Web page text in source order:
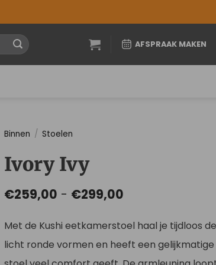
AFSPRAAK MAKEN
Binnen / Stoelen
Ivory Ivy
€259,00 - €299,00
tot
€299,00
Met de Kushi eetkamerstoel haal je tijdloos
licht ronde vormen en heeft een